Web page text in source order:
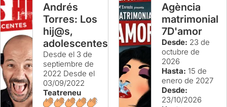
Andrés
Torres: Los
hij@s,
adolescentes
Desde el 3 de
septiembre de
2022 Desde el
03/09/2022
Teatreneu
Agència
matrimonial
7D'amor
Desde: 23 de
octubre de
2026
Hasta: 15 de
enero de 2027
Desde:
23/10/2026